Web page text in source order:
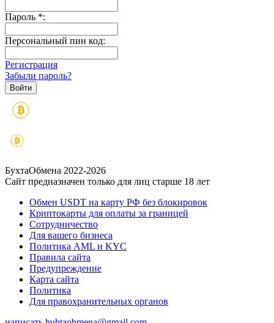
Пароль *:
Персональный пин код:
Регистрация
Забыли пароль?
БухтаОбмена 2022-2026
Сайт предназначен только для лиц старше 18 лет
Обмен USDT на карту РФ без блокировок
Криптокарты для оплаты за границей
Сотрудничество
Для вашего бизнеса
Политика AML и KYC
Правила сайта
Предупреждение
Карта сайта
Политика
Для правохранительных органов